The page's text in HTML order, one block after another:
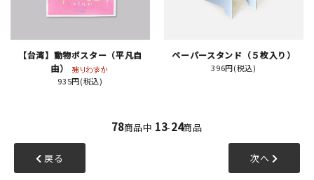
【台湾】動物ポスター（平凡自
由）
935円(税込)
ペーパースタンド（５枚入り）
396円(税込)
78商品中 13-24商品
戻る 次へ